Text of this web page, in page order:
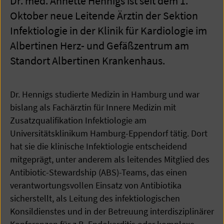
Oktober neue Leitende Ärztin der Sektion
Infektiologie in der Klinik für Kardiologie im
Albertinen Herz- und Gefäßzentrum am
Standort Albertinen Krankenhaus.
Dr. Hennigs studierte Medizin in Hamburg und war
bislang als Fachärztin für Innere Medizin mit
Zusatzqualifikation Infektiologie am
Universitätsklinikum Hamburg-Eppendorf tätig. Dort
hat sie die klinische Infektiologie entscheidend
mitgeprägt, unter anderem als leitendes Mitglied des
Antibiotic-Stewardship (ABS)-Teams, das einen
verantwortungsvollen Einsatz von Antibiotika
sicherstellt, als Leitung des infektiologischen
Konsildienstes und in der Betreuung interdisziplinärer